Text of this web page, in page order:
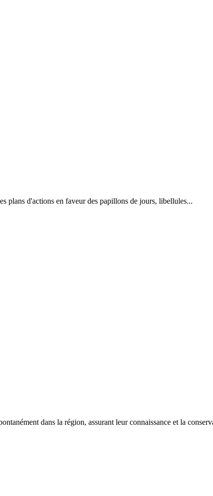
plans d'actions en faveur des papillons de jours, libellules...
dans la région, assurant leur connaissance et la